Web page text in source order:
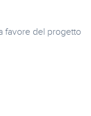
favore del progetto